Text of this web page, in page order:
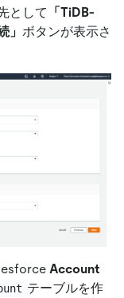
として 「TiDB-
」 ボタンが表示さ
Account
テーブルを作